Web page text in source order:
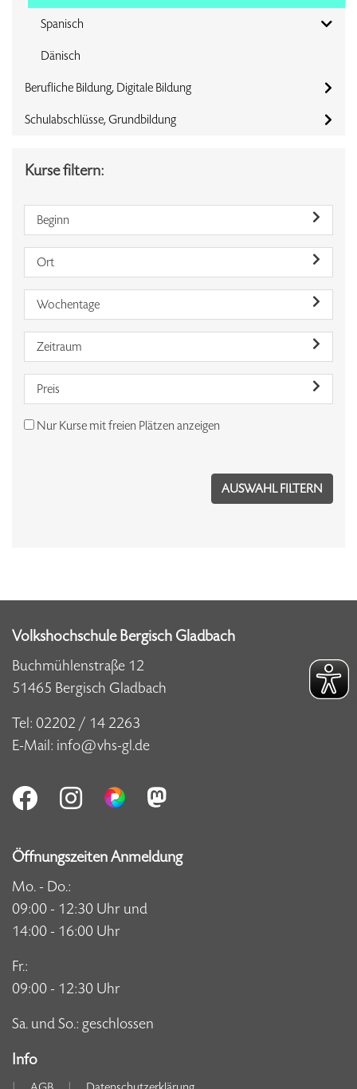
Spanisch
Dänisch
Berufliche Bildung, Digitale Bildung
Schulabschlüsse, Grundbildung
Kurse filtern:
Beginn
Ort
Wochentage
Zeitraum
Preis
Nur Kurse mit freien Plätzen anzeigen
Volkshochschule Bergisch Gladbach
Buchmühlenstraße 12
51465 Bergisch Gladbach
Tel: 02202 / 14 2263
E-Mail: info@vhs-gl.de
Öffnungszeiten Anmeldung
Mo. - Do.:
09:00 - 12:30 Uhr und
14:00 - 16:00 Uhr
Fr.:
09:00 - 12:30 Uhr
Sa. und So.: geschlossen
Info